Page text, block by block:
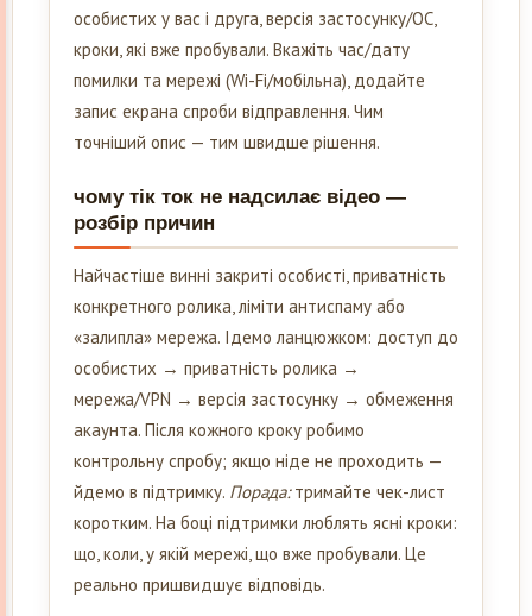
особистих у вас і друга, версія застосунку/ОС,
кроки, які вже пробували. Вкажіть час/дату
помилки та мережі (Wi-Fi/мобільна), додайте
запис екрана спроби відправлення. Чим
точніший опис — тим швидше рішення.
чому тік ток не надсилає відео —
розбір причин
Найчастіше винні закриті особисті, приватність
конкретного ролика, ліміти антиспаму або
«залипла» мережа. Ідемо ланцюжком: доступ до
особистих → приватність ролика →
мережа/VPN → версія застосунку → обмеження
акаунта. Після кожного кроку робимо
контрольну спробу; якщо ніде не проходить —
йдемо в підтримку. Порада:тримайте чек-лист
коротким. На боці підтримки люблять ясні кроки:
що, коли, у якій мережі, що вже пробували. Це
реально пришвидшує відповідь.